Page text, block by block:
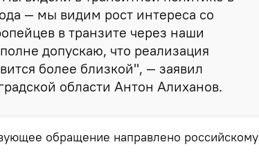
— мы видим рост интереса со
в транзите через наши
допускаю, что реализация
более близкой", — заявил
области Антон Алиханов.
обращение направлено российскому